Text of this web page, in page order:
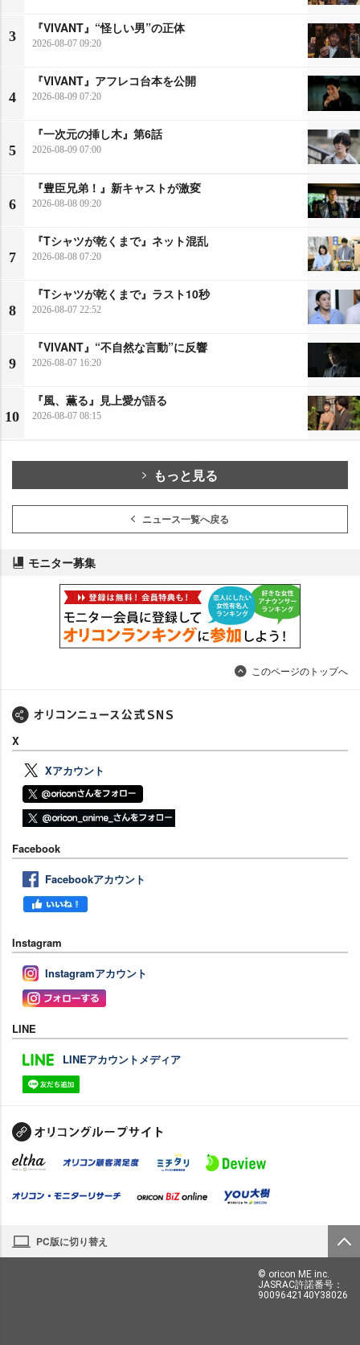
3
『VIVANT』“怪しい男”の正体
2026-08-07 09:20
4
『VIVANT』アフレコ台本を公開
2026-08-09 07:20
5
『一次元の挿し木』第6話
2026-08-09 07:00
6
『豊臣兄弟！』新キャストが激変
2026-08-08 09:20
7
『Tシャツが乾くまで』ネット混乱
2026-08-08 07:20
8
『Tシャツが乾くまで』ラスト10秒
2026-08-07 22:52
9
『VIVANT』“不自然な言動”に反響
2026-08-07 16:20
10
『風、薫る』見上愛が語る
2026-08-07 08:15
もっと見る
ニュース一覧へ戻る
モニター募集
このページのトップへ
X
Xアカウント
Facebook
Facebookアカウント
Instagram
Instagramアカウント
LINE
LINEアカウントメディア
PC版に切り替え
© oricon ME inc.
JASRAC許諾番号：
9009642140Y38026